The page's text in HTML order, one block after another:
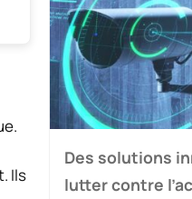
Ils
Des solutions
lutter contre